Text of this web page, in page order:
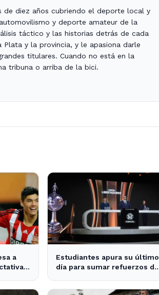
de diez años cubriendo el deporte local y
y deporte amateur de la
táctico y las historias detrás de cada
y la provincia, y le apasiona darle
titulares. Cuando no está en la
tribuna o arriba de la bici.
a
Estudiantes apura su último
día para sumar refuerzos de